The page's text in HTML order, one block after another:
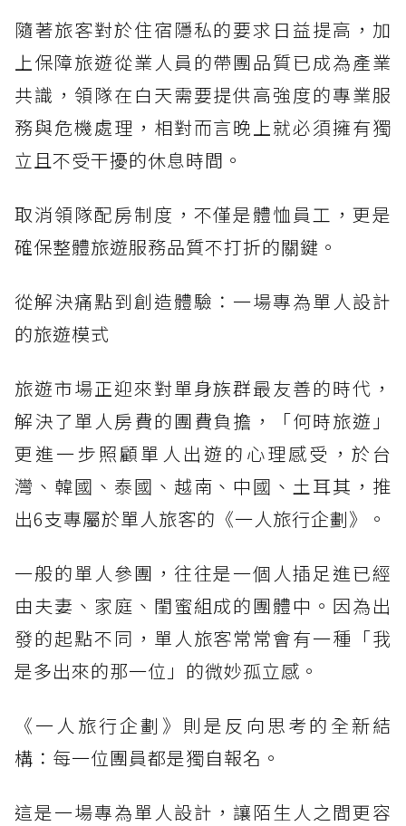
隨著旅客對於住宿隱私的要求日益提高，加
上保障旅遊從業人員的帶團品質已成為產業
共識，領隊在白天需要提供高強度的專業服
務與危機處理，相對而言晚上就必須擁有獨
立且不受干擾的休息時間。
取消領隊配房制度，不僅是體恤員工，更是
確保整體旅遊服務品質不打折的關鍵。
從解決痛點到創造體驗：一場專為單人設計
的旅遊模式
旅遊市場正迎來對單身族群最友善的時代，
解決了單人房費的團費負擔，「何時旅遊」
更進一步照顧單人出遊的心理感受，於台
灣、韓國、泰國、越南、中國、土耳其，推
出6支專屬於單人旅客的《一人旅行企劃》。
一般的單人參團，往往是一個人插足進已經
由夫妻、家庭、閨蜜組成的團體中。因為出
發的起點不同，單人旅客常常會有一種「我
是多出來的那一位」的微妙孤立感。
《一人旅行企劃》則是反向思考的全新結
構：每一位團員都是獨自報名。
這是一場專為單人設計，讓陌生人之間更容